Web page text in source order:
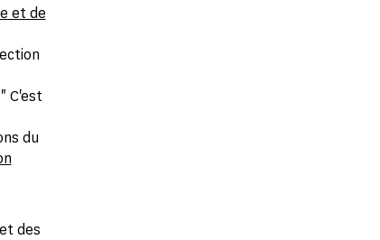
et de
C'est
du
des